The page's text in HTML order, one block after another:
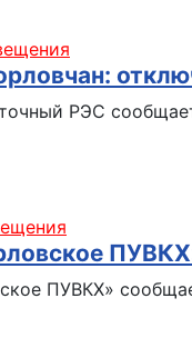
РЭС
ПУВКХ»